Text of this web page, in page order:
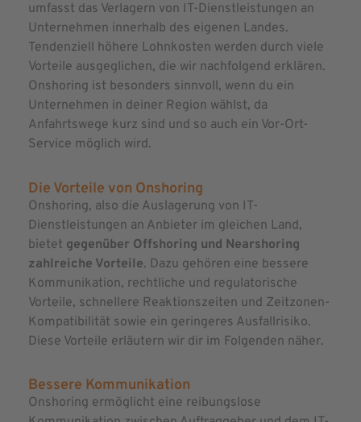
umfasst das Verlagern von IT-Dienstleistungen an
Unternehmen innerhalb des eigenen Landes.
Tendenziell höhere Lohnkosten werden durch viele
Vorteile ausgeglichen, die wir nachfolgend erklären.
Onshoring ist besonders sinnvoll, wenn du ein
Unternehmen in deiner Region wählst, da
Anfahrtswege kurz sind und so auch ein Vor-Ort-
Service möglich wird.
Die Vorteile von Onshoring
Onshoring, also die Auslagerung von IT-
Dienstleistungen an Anbieter im gleichen Land,
bietet gegenüber Offshoring und Nearshoring
zahlreiche Vorteile. Dazu gehören eine bessere
Kommunikation, rechtliche und regulatorische
Vorteile, schnellere Reaktionszeiten und Zeitzonen-
Kompatibilität sowie ein geringeres Ausfallrisiko.
Diese Vorteile erläutern wir dir im Folgenden näher.
Bessere Kommunikation
Onshoring ermöglicht eine reibungslose